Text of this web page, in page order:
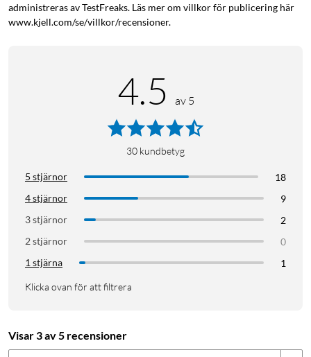
administreras av TestFreaks. Läs mer om villkor för publicering här
www.kjell.com/se/villkor/recensioner.
4.5 av 5
30 kundbetyg
5 stjärnor
18
4 stjärnor
9
3 stjärnor
2
2 stjärnor
0
1 stjärna
1
Klicka ovan för att filtrera
Visar 3 av 5 recensioner